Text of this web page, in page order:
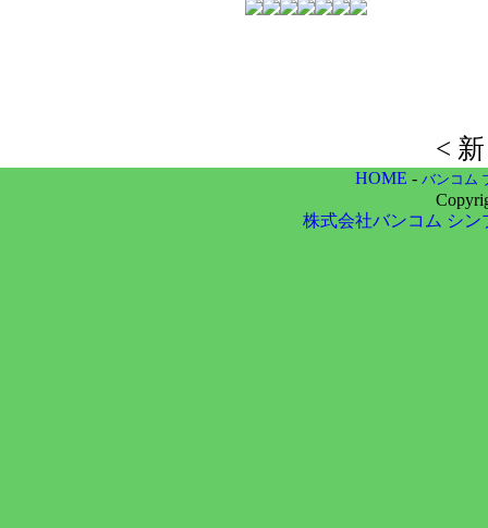
<
HOME - バンコム
株式会社バンコム シン